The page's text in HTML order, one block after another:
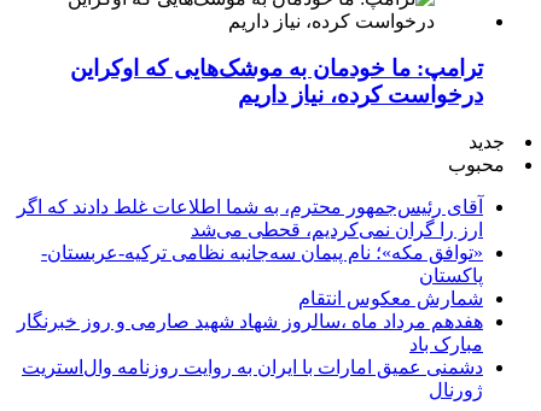
ترامپ: ما خودمان به موشک‌هایی که اوکراین
درخواست کرده، نیاز داریم
جدید
محبوب
آقای رئیس‌جمهور محترم، به شما اطلاعات غلط دادند که اگر
ارز را گران نمی‌کردیم، قحطی می‌شد
«توافق مکه»؛ نام پیمان سه‌جانبه نظامی ترکیه-عربستان-
پاکستان
شمارش معکوس انتقام
هفدهم مرداد ماه ،سالروز شهاد شهید صارمی و روز خبرنگار
مبارک باد
دشمنی عمیق امارات با ایران به روایت روزنامه وال‌استریت
ژورنال